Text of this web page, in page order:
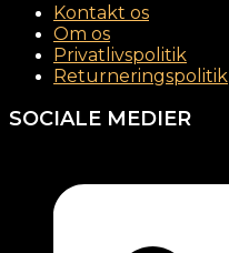
Kontakt os
Om os
Privatlivspolitik
Returneringspolitik
SOCIALE MEDIER